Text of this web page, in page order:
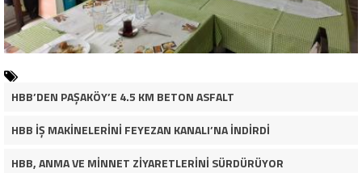
HBB’DEN PAŞAKÖY’E 4.5 KM BETON ASFALT
HBB İŞ MAKİNELERİNİ FEYEZAN KANALI’NA İNDİRDİ
HBB, ANMA VE MİNNET ZİYARETLERİNİ SÜRDÜRÜYOR